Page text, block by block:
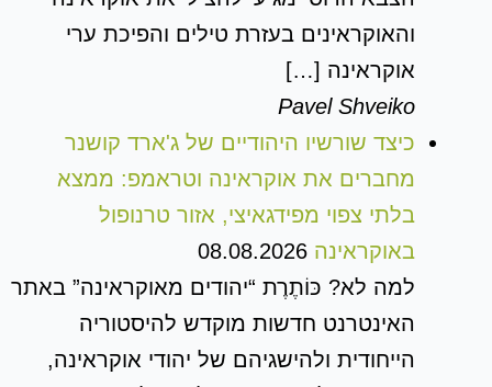
והאוקראינים בעזרת טילים והפיכת ערי
אוקראינה […]
Pavel Shveiko
כיצד שורשיו היהודיים של ג'ארד קושנר
מחברים את אוקראינה וטראמפ: ממצא
בלתי צפוי מפידגאיצי, אזור טרנופול
באוקראינה 08.08.2026
למה לא? כּוֹתֶרֶת “יהודים מאוקראינה” באתר
האינטרנט חדשות מוקדש להיסטוריה
הייחודית ולהישגיהם של יהודי אוקראינה,